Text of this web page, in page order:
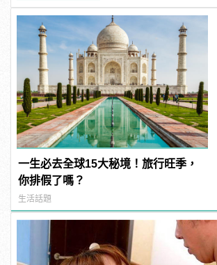
一生必去全球15大秘境！旅行旺季，
你排假了嗎？
生活話題